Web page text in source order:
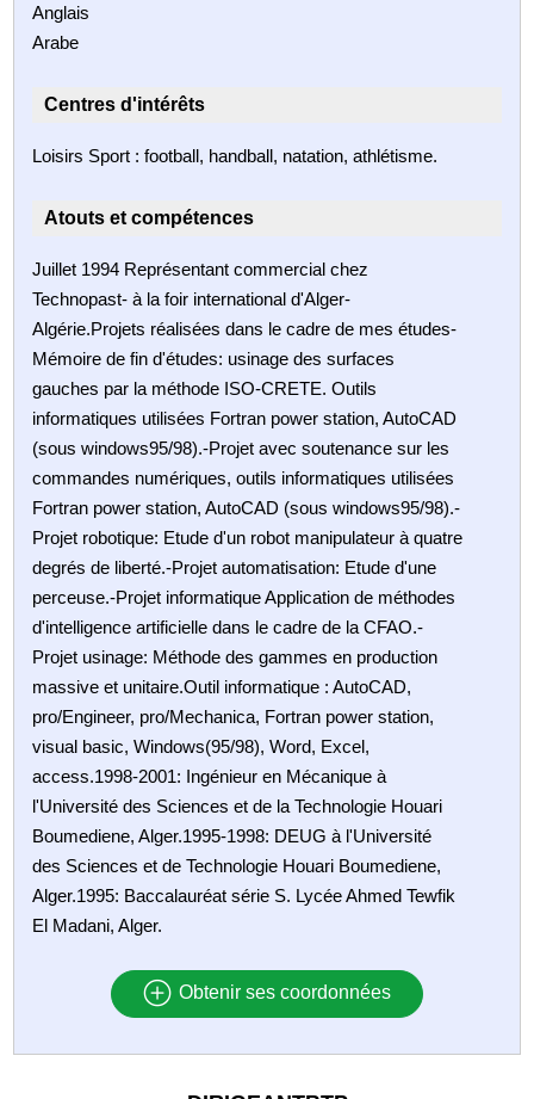
Anglais
Arabe
Centres d'intérêts
Loisirs Sport : football, handball, natation, athlétisme.
Atouts et compétences
Juillet 1994 Représentant commercial chez
Technopast- à la foir international d'Alger-
Algérie.Projets réalisées dans le cadre de mes études-
Mémoire de fin d'études: usinage des surfaces
gauches par la méthode ISO-CRETE. Outils
informatiques utilisées Fortran power station, AutoCAD
(sous windows95/98).-Projet avec soutenance sur les
commandes numériques, outils informatiques utilisées
Fortran power station, AutoCAD (sous windows95/98).-
Projet robotique: Etude d'un robot manipulateur à quatre
degrés de liberté.-Projet automatisation: Etude d'une
perceuse.-Projet informatique Application de méthodes
d'intelligence artificielle dans le cadre de la CFAO.-
Projet usinage: Méthode des gammes en production
massive et unitaire.Outil informatique : AutoCAD,
pro/Engineer, pro/Mechanica, Fortran power station,
visual basic, Windows(95/98), Word, Excel,
access.1998-2001: Ingénieur en Mécanique à
l'Université des Sciences et de la Technologie Houari
Boumediene, Alger.1995-1998: DEUG à l'Université
des Sciences et de Technologie Houari Boumediene,
Alger.1995: Baccalauréat série S. Lycée Ahmed Tewfik
El Madani, Alger.
Obtenir ses coordonnées